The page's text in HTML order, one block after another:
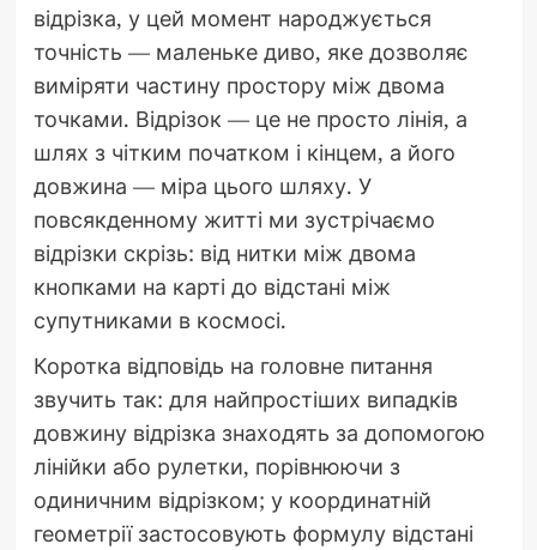
відрізка, у цей момент народжується
точність — маленьке диво, яке дозволяє
виміряти частину простору між двома
точками. Відрізок — це не просто лінія, а
шлях з чітким початком і кінцем, а його
довжина — міра цього шляху. У
повсякденному житті ми зустрічаємо
відрізки скрізь: від нитки між двома
кнопками на карті до відстані між
супутниками в космосі.
Коротка відповідь на головне питання
звучить так: для найпростіших випадків
довжину відрізка знаходять за допомогою
лінійки або рулетки, порівнюючи з
одиничним відрізком; у координатній
геометрії застосовують формулу відстані